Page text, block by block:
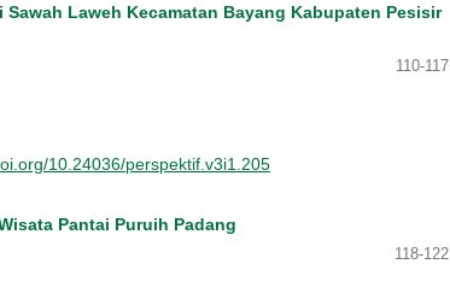
Laweh Kecamatan Bayang Kabupaten Pesisir
110-117
10.24036/perspektif.v3i1.205
Pantai Puruih Padang
118-122